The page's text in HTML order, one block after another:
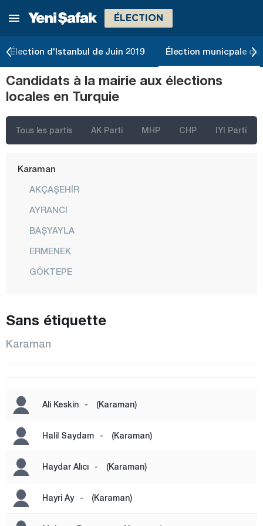
ÉLECTION
Élection d'Istanbul de Juin 2019 Élection municpale de
Candidats à la mairie aux élections
locales en Turquie
Tous les partis AK Parti MHP CHP IYI Parti
Gümüşhane
Iğdır
Isparta
Karabük
Karaman
AKÇAŞEHİR
AYRANCI
BAŞYAYLA
ERMENEK
GÖKTEPE
Kars
Kastamonu
Kayseri
Kilis
Kırıkkale
Kırklareli
Sans étiquette
Karaman
Ali Keskin - (Karaman)
Halil Saydam - (Karaman)
Haydar Alıcı - (Karaman)
Hayri Ay - (Karaman)